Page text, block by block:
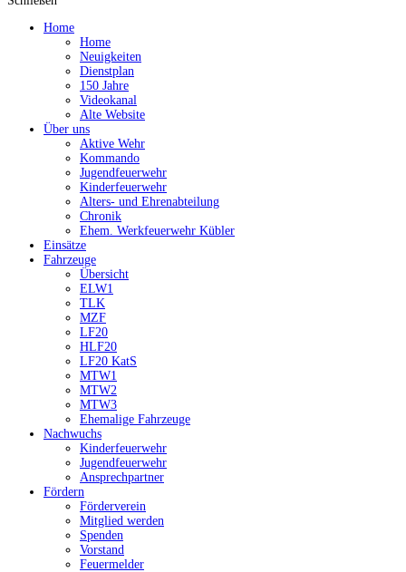
Home
Home
Neuigkeiten
Dienstplan
150 Jahre
Videokanal
Alte Website
Über uns
Aktive Wehr
Kommando
Jugendfeuerwehr
Kinderfeuerwehr
Alters- und Ehrenabteilung
Chronik
Ehem. Werkfeuerwehr Kübler
Einsätze
Fahrzeuge
Übersicht
ELW1
TLK
MZF
LF20
HLF20
LF20 KatS
MTW1
MTW2
MTW3
Ehemalige Fahrzeuge
Nachwuchs
Kinderfeuerwehr
Jugendfeuerwehr
Ansprechpartner
Fördern
Förderverein
Mitglied werden
Spenden
Vorstand
Feuermelder